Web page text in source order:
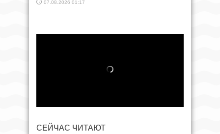
07.08.2026 01:17
СЕЙЧАС ЧИТАЮТ